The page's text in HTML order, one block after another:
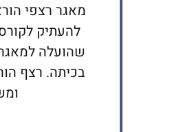
מאגר רצפי
להעתיק
שהועלה
בכיתה. רצף